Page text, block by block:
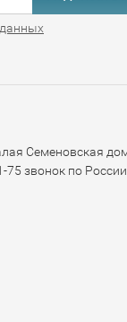
Семеновская
75 звонок по России